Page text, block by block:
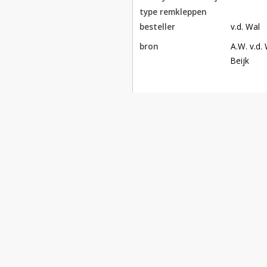
type remkleppen
besteller
v.d. Wal
bron
A.W. v.d.
Beijk